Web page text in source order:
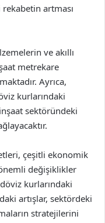
artması
ve akıllı
metrekare
Ayrıca,
kurlarındaki
sektöründeki
çeşitli ekonomik
değişiklikler
kurlarındaki
artışlar, sektördeki
stratejilerini